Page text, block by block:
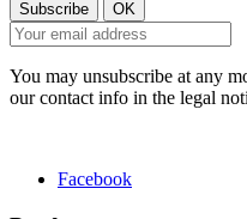
You may unsubscribe at any
our contact info in the legal
Facebook